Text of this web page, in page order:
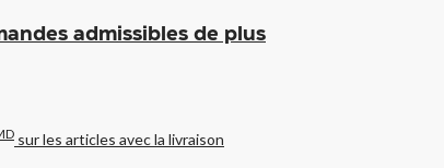
admissibles de plus
sur les articles avec la livraison